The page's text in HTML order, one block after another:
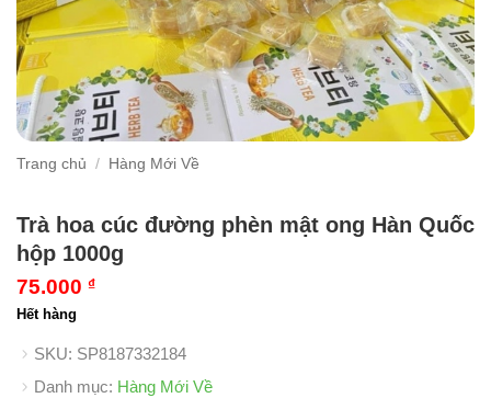
Trang chủ / Hàng Mới Về
Trà hoa cúc đường phèn mật ong Hàn Quốc
hộp 1000g
75.000 ₫
Hết hàng
SKU: SP8187332184
Danh mục: Hàng Mới Về